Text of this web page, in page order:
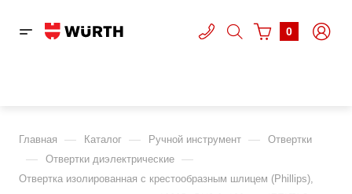
0
Главная — Каталог — Ручной инструмент — Отвертки
— Отвертки диэлектрические —
Отвертка изолированная с крестообразным шлицем (Phillips),